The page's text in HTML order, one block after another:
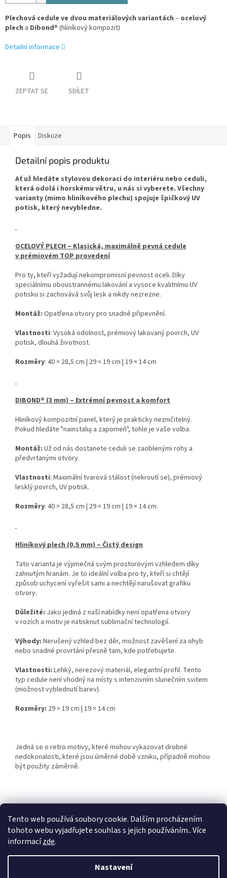
Tento web používá soubory cookie. Dalším procházením
tohoto webu vyjadřujete souhlas s jejich používáním.. Více
informacízde.
Nastavení
Plechová cedule ve dvou materiálových variantách – ocelový
plech a Dibond® (hliníkový kompozit)
Detailní informace
ZEPTAT SE SDÍLET
Popis Diskuze
Detailní popis produktu
Ať už hledáte stylovou dekoraci do interiéru nebo ceduli,
která odolá i horskému větru, u nás si vyberete. Všechny
varianty (mimo hliníkového plechu) spojuje špičkový UV
potisk, který nevybledne.
OCELOVÝ PLECH – Klasická, maximálně pevná cedule
v prémiovém TOP provedení
Pro ty, kteří vyžadují nekompromisní pevnost oceli. Díky
speciálnímu oboustrannému lakování a vysoce kvalitnímu UV
potisku si zachovává svůj lesk a nikdy nezrezne.
Montáž: Opatřena otvory pro snadné připevnění.
Vlastnosti: Vysoká odolnost, prémiový lakovaný povrch, UV
potisk, dlouhá životnost.
Rozměry: 40 × 28,5 cm | 29 × 19 cm | 19 × 14 cm
DIBOND® (3 mm) – Extrémní pevnost a komfort
Hliníkový kompozitní panel, který je prakticky nezničitelný.
Pokud hledáte "nainstaluj a zapomeň", tohle je vaše volba.
Montáž: Už od nás dostanete ceduli se zaoblenými rohy a
předvrtanými otvory.
Vlastnosti: Maximální tvarová stálost (nekroutí se), prémiový
lesklý povrch, UV potisk.
Rozměry: 40 × 28,5 cm | 29 × 19 cm | 19 × 14 cm.
Hliníkový plech (0,5 mm) – Čistý design
Tato varianta je výjimečná svým prostorovým vzhledem díky
zahnutým hranám. Je to ideální volba pro ty, kteří si chtějí
způsob uchycení vyřešit sami a nechtějí narušovat grafiku
otvory.
Důležité: Jako jediná z naší nabídky není opatřena otvory
v rozích a motiv je natisknut sublimační technologií.
Výhody: Nerušený vzhled bez děr, možnost zavěšení za ohyb
nebo snadné provrtání přesně tam, kde potřebujete.
Vlastnosti: Lehký, nerezový materiál, elegantní profil. Tento
typ cedule není vhodný na místy s intenzivním slunečním svitem
(možnost vyblednutí barev).
Rozměry: 29 × 19 cm | 19 × 14 cm
Jedná se o retro motivy, které mohou vykazovat drobné
nedokonalosti, které jsou úměrné době vzniku, případně mohou
být použity záměrně.
Z
Retro-Darky.cz Krowki.cz
Vytvořil Shoptet